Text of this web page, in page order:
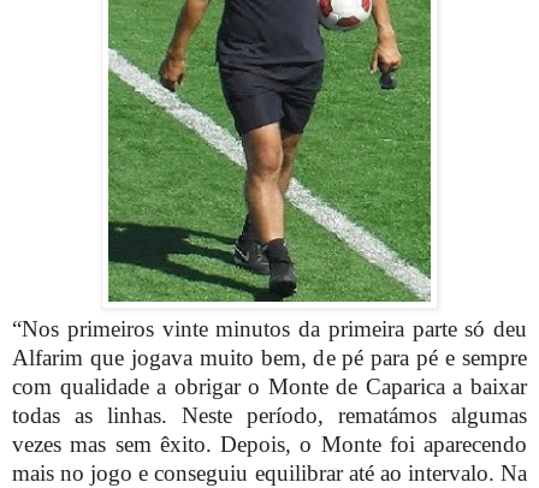
“Nos primeiros vinte minutos da primeira parte só deu
Alfarim que jogava muito bem, de pé para pé e sempre
com qualidade a obrigar o Monte de Caparica a baixar
todas as linhas. Neste período, rematámos algumas
vezes mas sem êxito. Depois, o Monte foi aparecendo
mais no jogo e conseguiu equilibrar até ao intervalo. Na